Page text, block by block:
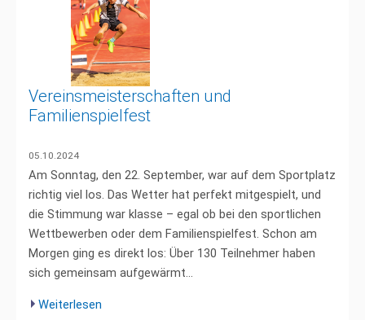
Vereinsmeisterschaften und
Familienspielfest
05.10.2024
Am Sonntag, den 22. September, war auf dem Sportplatz
richtig viel los. Das Wetter hat perfekt mitgespielt, und
die Stimmung war klasse – egal ob bei den sportlichen
Wettbewerben oder dem Familienspielfest. Schon am
Morgen ging es direkt los: Über 130 Teilnehmer haben
sich gemeinsam aufgewärmt...
Weiterlesen